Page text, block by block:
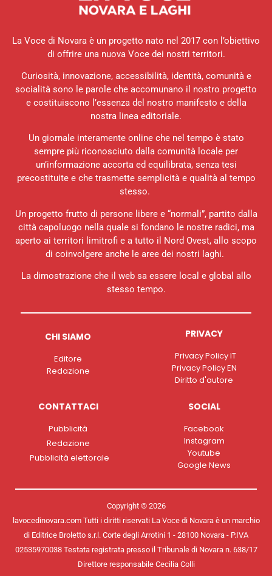
La Voce di Novara è un progetto nato nel 2017 con l’obiettivo
di offrire una nuova Voce dei nostri territori.
Curiosità, innovazione, accessibilità, identità, comunità e
socialità sono le parole che accomunano il nostro progetto
e costituiscono l’essenza del nostro manifesto e della
nostra linea editoriale.
Un giornale interamente online che nel tempo è stato
sempre più riconosciuto dalla comunità locale per
un’informazione accorta ed equilibrata, senza tesi
precostituite e che trasmette semplicità e qualità al tempo
stesso.
Un progetto frutto di persone libere e “normali”, partito dalla
città capoluogo nella quale si fondano le nostre radici, ma
aperto ai territori limitrofi e a tutto il Nord Ovest, allo scopo
di coinvolgere anche le aree dei nostri laghi.
La dimostrazione che il web sa essere local e global allo
stesso tempo.
CHI SIAMO
Editore
Redazione
PRIVACY
Privacy Policy IT
Privacy Policy EN
Diritto d'autore
CONTATTACI
Pubblicità
Redazione
Pubblicità elettorale
SOCIAL
Facebook
Instagram
Youtube
Google News
Copyright © 2026
lavocedinovara.com Tutti i diritti riservati La Voce di Novara è un marchio
di Editrice Broletto s.r.l. Corte degli Arrotini 1 - 28100 Novara - P.IVA
02535970038 Testata registrata presso il Tribunale di Novara n. 638/17
Direttore responsabile Cecilia Colli